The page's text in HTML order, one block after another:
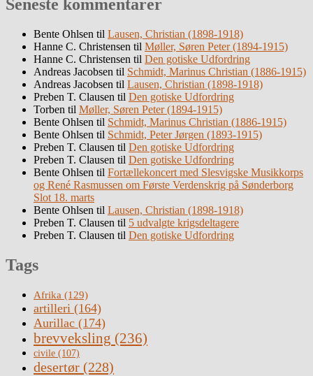
Seneste kommentarer
Bente Ohlsen til Lausen, Christian (1898-1918)
Hanne C. Christensen til Møller, Søren Peter (1894-1915)
Hanne C. Christensen til Den gotiske Udfordring
Andreas Jacobsen til Schmidt, Marinus Christian (1886-1915)
Andreas Jacobsen til Lausen, Christian (1898-1918)
Preben T. Clausen til Den gotiske Udfordring
Torben til Møller, Søren Peter (1894-1915)
Bente Ohlsen til Schmidt, Marinus Christian (1886-1915)
Bente Ohlsen til Schmidt, Peter Jørgen (1893-1915)
Preben T. Clausen til Den gotiske Udfordring
Preben T. Clausen til Den gotiske Udfordring
Bente Ohlsen til Fortællekoncert med Slesvigske Musikkorps
og René Rasmussen om Første Verdenskrig på Sønderborg
Slot 18. marts
Bente Ohlsen til Lausen, Christian (1898-1918)
Preben T. Clausen til 5 udvalgte krigsdeltagere
Preben T. Clausen til Den gotiske Udfordring
Tags
Afrika (129)
artilleri (164)
Aurillac (174)
brevveksling (236)
civile (107)
desertør (228)